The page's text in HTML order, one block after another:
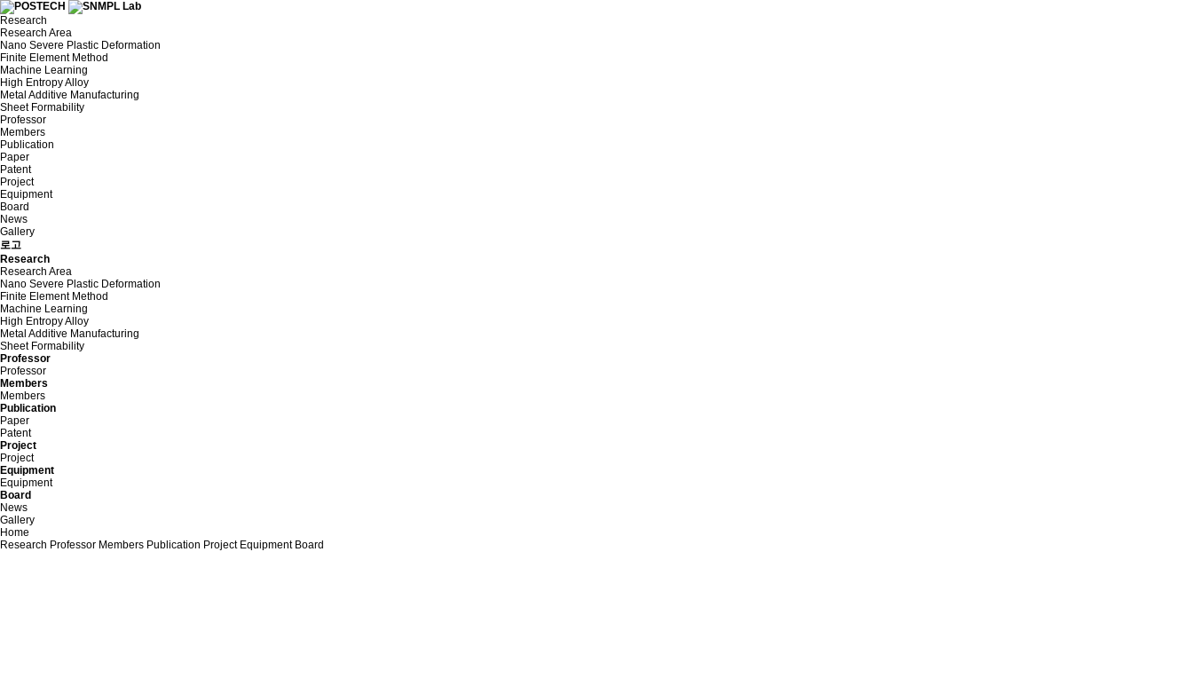
Research
Research Area
Nano Severe Plastic Deformation
Finite Element Method
Machine Learning
High Entropy Alloy
Metal Additive Manufacturing
Sheet Formability
Professor
Members
Publication
Paper
Patent
Project
Equipment
Board
News
Gallery
로고
Research
Research Area
Nano Severe Plastic Deformation
Finite Element Method
Machine Learning
High Entropy Alloy
Metal Additive Manufacturing
Sheet Formability
Professor
Professor
Members
Members
Publication
Paper
Patent
Project
Project
Equipment
Equipment
Board
News
Gallery
Home
Research Professor Members Publication Project Equipment Board